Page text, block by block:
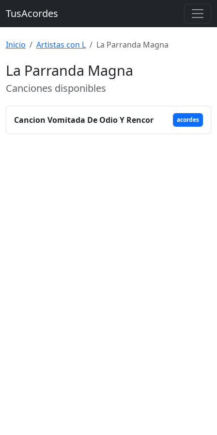
TusAcordes
Inicio Artistas con L La Parranda Magna
La Parranda Magna
Canciones disponibles
Cancion Vomitada De Odio Y Rencor acordes